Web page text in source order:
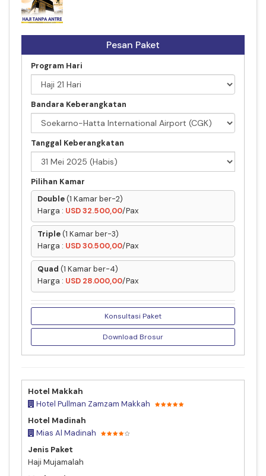
Haji Furoda Executive
Pesan Paket
Program Hari
Bandara Keberangkatan
Tanggal Keberangkatan
Pilihan Kamar
Double(1 Kamar ber-2)
Harga : USD 32.500,00/Pax
Triple(1 Kamar ber-3)
Harga : USD 30.500,00/Pax
Quad (1 Kamar ber-4)
Harga : USD 28.000,00/Pax
Konsultasi Paket
Download Brosur
Hotel Makkah
Hotel Pullman Zamzam Makkah
Hotel Madinah
Mias Al Madinah
Jenis Paket
Haji Mujamalah